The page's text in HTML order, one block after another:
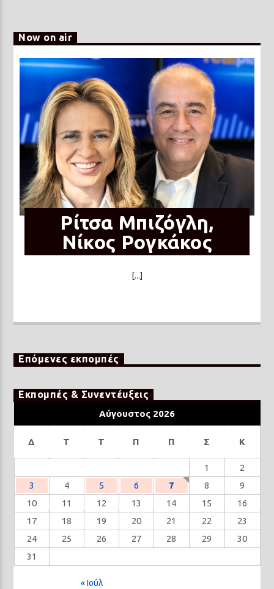
Now on air
Ρίτσα Μπιζόγλη,
Νίκος Ρογκάκος
[...]
Επόμενες εκπομπές
Εκπομπές & Συνεντέυξεις
Αύγουστος 2026
Δ Τ Τ Π Π Σ Κ
1
2
3
4 5 6 7 8
9
10
11 12 13 14 15
16
17
18 19 20 21 22
23
24
25 26 27 28 29
30
31
« Ιούλ